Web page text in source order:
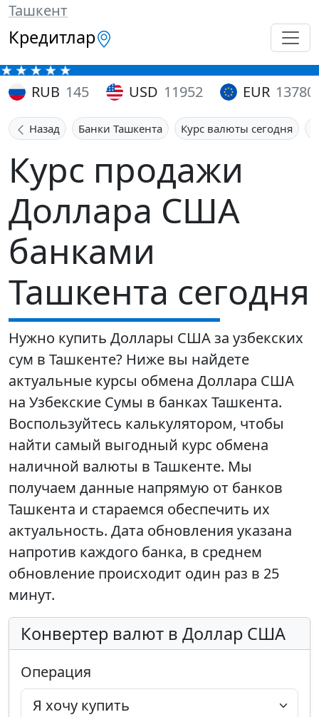
Ташкент
Кредитлар
RUB 145 USD 11952 EUR 13780
Назад Банки Ташкента Курс валюты сегодня
Курс продажи
Доллара США
банками
Ташкента сегодня
Нужно купить Доллары США за узбекских
сум в Ташкенте? Ниже вы найдете
актуальные курсы обмена Доллара США
на Узбекские Сумы в банках Ташкента.
Воспользуйтесь калькулятором, чтобы
найти самый выгодный курс обмена
наличной валюты в Ташкенте. Мы
получаем данные напрямую от банков
Ташкента и стараемся обеспечить их
актуальность. Дата обновления указана
напротив каждого банка, в среднем
обновление происходит один раз в 25
минут.
Конвертер валют в Доллар США
Операция